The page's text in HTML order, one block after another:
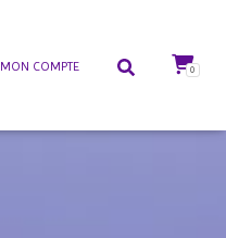
MON COMPTE 0